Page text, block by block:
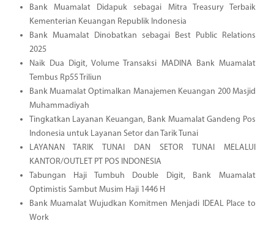
Bank Muamalat Didapuk sebagai Mitra Treasury Terbaik
Kementerian Keuangan Republik Indonesia
Bank Muamalat Dinobatkan sebagai Best Public Relations
2025
Naik Dua Digit, Volume Transaksi MADINA Bank Muamalat
Tembus Rp55 Triliun
Bank Muamalat Optimalkan Manajemen Keuangan 200 Masjid
Muhammadiyah
Tingkatkan Layanan Keuangan, Bank Muamalat Gandeng Pos
Indonesia untuk Layanan Setor dan Tarik Tunai
LAYANAN TARIK TUNAI DAN SETOR TUNAI MELALUI
KANTOR/OUTLET PT POS INDONESIA
Tabungan Haji Tumbuh Double Digit, Bank Muamalat
Optimistis Sambut Musim Haji 1446 H
Bank Muamalat Wujudkan Komitmen Menjadi IDEAL Place to
Work